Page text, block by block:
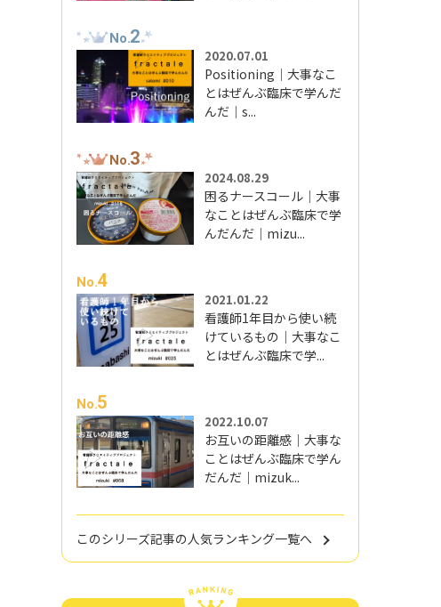
No.2
2020.07.01
Positioning｜大事なこ
とはぜんぶ臨床で学んだ
んだ｜s...
No.3
2024.08.29
困るナースコール｜大事
なことはぜんぶ臨床で学
んだんだ｜mizu...
No.4
2021.01.22
看護師1年目から使い続
けているもの｜大事なこ
とはぜんぶ臨床で学...
No.5
2022.10.07
お互いの距離感｜大事な
ことはぜんぶ臨床で学ん
だんだ｜mizuk...
このシリーズ記事の人気ランキング一覧へ